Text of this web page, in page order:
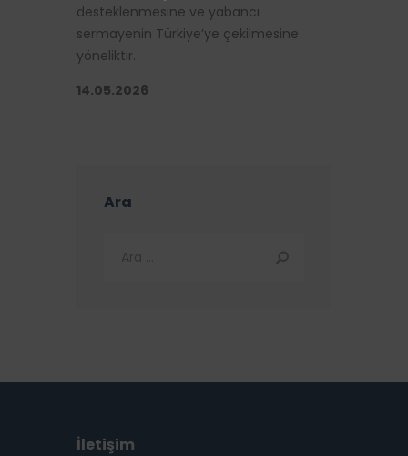
desteklenmesine ve yabancı
sermayenin Türkiye’ye çekilmesine
yöneliktir.
14.05.2026
Ara
İletişim